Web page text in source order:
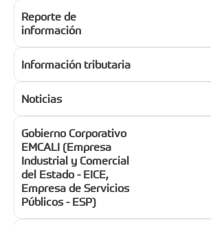
Reporte de
información
Información tributaria
Noticias
Gobierno Corporativo
EMCALI (Empresa
Industrial y Comercial
del Estado - EICE,
Empresa de Servicios
Públicos - ESP)